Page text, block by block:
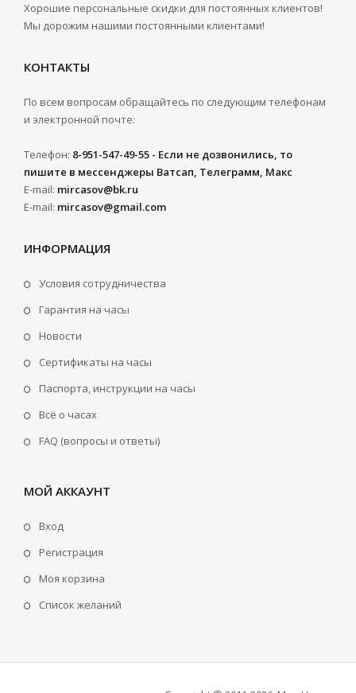
Хорошие персональные скидки для постоянных клиентов!
Мы дорожим нашими постоянными клиентами!
КОНТАКТЫ
По всем вопросам обращайтесь по следующим телефонам
и электронной почте:
Телефон: 8-951-547-49-55 - Если не дозвонились, то
пишите в мессенджеры Ватсап, Телеграмм, Макс
E-mail: mircasov@bk.ru
E-mail: mircasov@gmail.com
ИНФОРМАЦИЯ
Условия сотрудничества
Гарантия на часы
Новости
Сертификаты на часы
Паспорта, инструкции на часы
Всё о часах
FAQ (вопросы и ответы)
МОЙ АККАУНТ
Вход
Регистрация
Моя корзина
Cписок желаний